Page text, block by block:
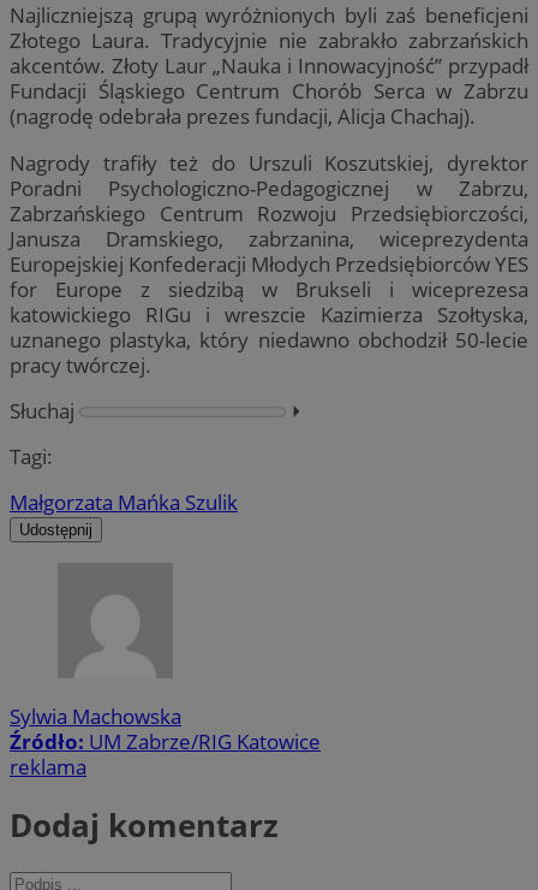
Najliczniejszą grupą wyróżnionych byli zaś beneficjeni
Złotego Laura. Tradycyjnie nie zabrakło zabrzańskich
akcentów. Złoty Laur „Nauka i Innowacyjność” przypadł
Fundacji Śląskiego Centrum Chorób Serca w Zabrzu
(nagrodę odebrała prezes fundacji, Alicja Chachaj).
Nagrody trafiły też do Urszuli Koszutskiej, dyrektor
Poradni Psychologiczno-Pedagogicznej w Zabrzu,
Zabrzańskiego Centrum Rozwoju Przedsiębiorczości,
Janusza Dramskiego, zabrzanina, wiceprezydenta
Europejskiej Konfederacji Młodych Przedsiębiorców YES
for Europe z siedzibą w Brukseli i wiceprezesa
katowickiego RIGu i wreszcie Kazimierza Szołtyska,
uznanego plastyka, który niedawno obchodził 50-lecie
pracy twórczej.
Słuchaj
⏵︎
Tagi:
Małgorzata Mańka Szulik
Udostępnij
Sylwia Machowska
Źródło: UM Zabrze/RIG Katowice
reklama
Dodaj komentarz